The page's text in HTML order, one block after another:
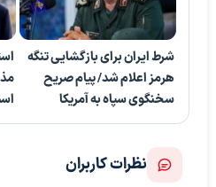
شرط ایران برای بازگشایی تنگه
هرمز اعلام شد/ پیام صریح
سخنگوی سپاه به آمریکا
نظرات کاربران